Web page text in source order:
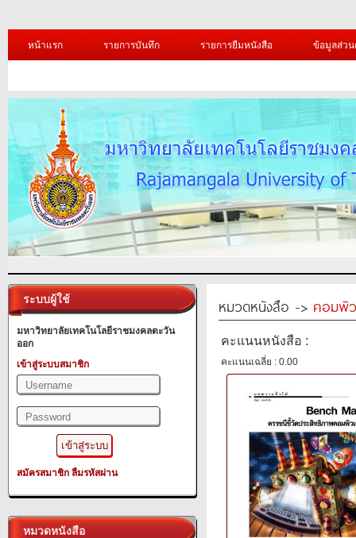
หน้าแรก รายการบันทึก รายการยืมหนังสือ ข้อมูลส่ว
ระบบผู้ใช้
มหาวิทยาลัยเทคโนโลยีราชมงคลตะวัน
ออก
เข้าสู่ระบบสมาชิก
สมัครสมาชิก ลืมรหัสผ่าน
หมวดหนังสือ
หมวดหนังสือ -> คอมพิ
คะแนนหนังสือ :
คะแนนเฉลี่ย : 0.00